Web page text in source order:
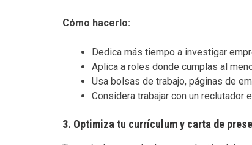
Cómo hacerlo:
Dedica más tiempo a investigar
Aplica a roles donde cumplas al
Usa bolsas de trabajo, páginas de
Considera trabajar con un reclutador
3. Optimiza tu currículum y carta de